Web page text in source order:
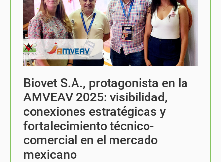
Biovet S.A., protagonista en la
AMVEAV 2025: visibilidad,
conexiones estratégicas y
fortalecimiento técnico-
comercial en el mercado
mexicano